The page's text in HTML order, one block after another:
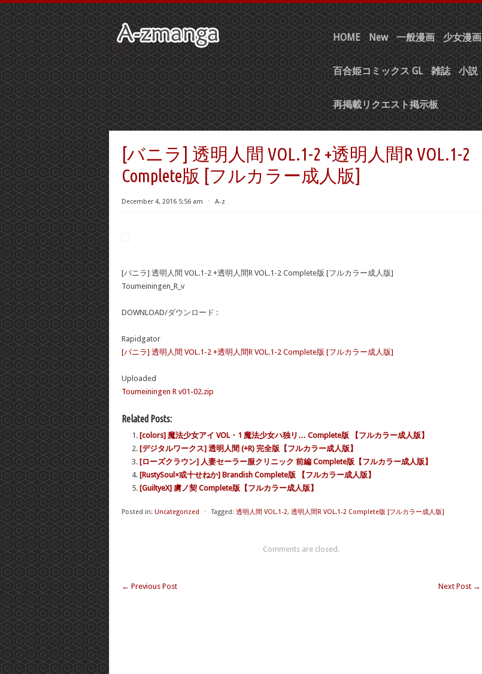
HOME New 一般漫画 少女漫画
百合姫コミックス GL 雑誌 小説
再掲載リクエスト掲示板
[バニラ] 透明人間 VOL.1-2 +透明人間R VOL.1-2
Complete版 [フルカラー成人版]
December 4, 2016 5:56 am ⋅ A-z
[バニラ] 透明人間 VOL.1-2 +透明人間R VOL.1-2 Complete版 [フルカラー成人版]
Toumeiningen_R_v
DOWNLOAD/ダウンロード :
Rapidgator
[バニラ] 透明人間 VOL.1-2 +透明人間R VOL.1-2 Complete版 [フルカラー成人版]
Uploaded
Toumeiningen R v01-02.zip
Related Posts:
[colors] 魔法少女アイ VOL・1 魔法少女ハ独リ… Complete版 【フルカラー成人版】
[デジタルワークス] 透明人間 (+R) 完全版【フルカラー成人版】
[ローズクラウン] 人妻セーラー服クリニック 前編 Complete版【フルカラー成人版】
[RustySoul×或十せねか] Brandish Complete版 【フルカラー成人版】
[GuiltyeX] 虜ノ契 Complete版【フルカラー成人版】
Posted in: Uncategorized ⋅ Tagged: 透明人間 VOL.1-2, 透明人間R VOL.1-2 Complete版 [フルカラー成人版]
Comments are closed.
← Previous Post Next Post →